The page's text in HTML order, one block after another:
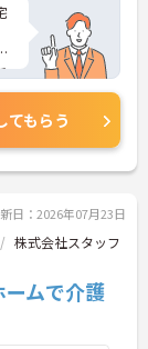
てもらう
日：2026年07月23日
株式会社スタッフ
ームで介護